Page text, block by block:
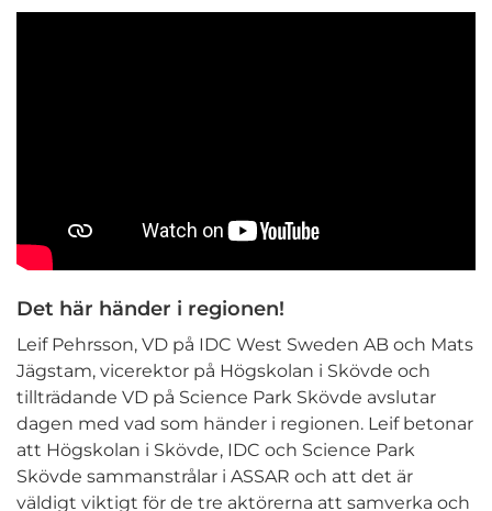
Det här händer i regionen!
Leif Pehrsson, VD på IDC West Sweden AB och Mats
Jägstam, vicerektor på Högskolan i Skövde och
tillträdande VD på Science Park Skövde avslutar
dagen med vad som händer i regionen. Leif betonar
att Högskolan i Skövde, IDC och Science Park
Skövde sammanstrålar i ASSAR och att det är
väldigt viktigt för de tre aktörerna att samverka och